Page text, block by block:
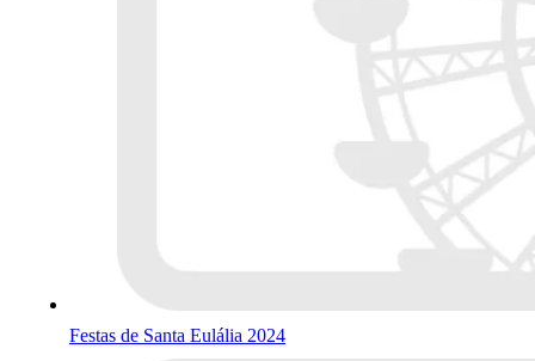
Festas de Santa Eulália 2024